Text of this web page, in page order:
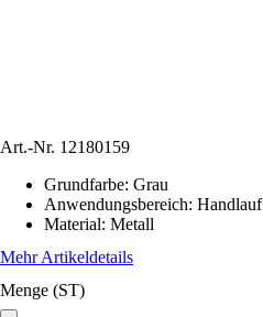
Art.-Nr. 12180159
Grundfarbe: Grau
Anwendungsbereich: Handlauf
Material: Metall
Mehr Artikeldetails
Menge (ST)